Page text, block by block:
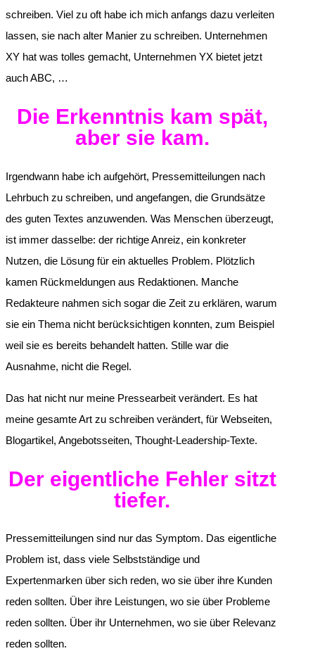
schreiben. Viel zu oft habe ich mich anfangs dazu verleiten
lassen, sie nach alter Manier zu schreiben. Unternehmen
XY hat was tolles gemacht, Unternehmen YX bietet jetzt
auch ABC, …
Die Erkenntnis kam spät,
aber sie kam.
Irgendwann habe ich aufgehört, Pressemitteilungen nach
Lehrbuch zu schreiben, und angefangen, die Grundsätze
des guten Textes anzuwenden. Was Menschen überzeugt,
ist immer dasselbe: der richtige Anreiz, ein konkreter
Nutzen, die Lösung für ein aktuelles Problem. Plötzlich
kamen Rückmeldungen aus Redaktionen. Manche
Redakteure nahmen sich sogar die Zeit zu erklären, warum
sie ein Thema nicht berücksichtigen konnten, zum Beispiel
weil sie es bereits behandelt hatten. Stille war die
Ausnahme, nicht die Regel.
Das hat nicht nur meine Pressearbeit verändert. Es hat
meine gesamte Art zu schreiben verändert, für Webseiten,
Blogartikel, Angebotsseiten, Thought-Leadership-Texte.
Der eigentliche Fehler sitzt
tiefer.
Pressemitteilungen sind nur das Symptom. Das eigentliche
Problem ist, dass viele Selbstständige und
Expertenmarken über sich reden, wo sie über ihre Kunden
reden sollten. Über ihre Leistungen, wo sie über Probleme
reden sollten. Über ihr Unternehmen, wo sie über Relevanz
reden sollten.